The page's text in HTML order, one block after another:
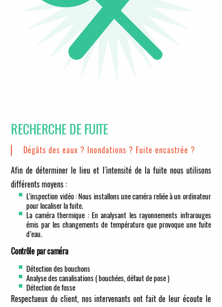
RECHERCHE DE FUITE
Dégâts des eaux ? Inondations ? Fuite encastrée ?
Afin de déterminer le lieu et l’intensité de la fuite nous utilisons
différents moyens :
L’inspection vidéo : Nous installons une caméra reliée à un ordinateur
pour localiser la fuite.
La caméra thermique : En analysant les rayonnements infrarouges
émis par les changements de température que provoque une fuite
d’eau.
Contrôle par caméra
Détection des bouchons
Analyse des canalisations ( bouchées, défaut de pose )
Détection de fosse
Respectueux du client, nos intervenants ont fait de leur écoute le